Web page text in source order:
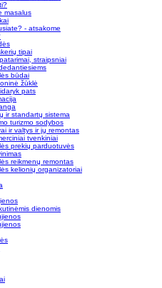
masalus
- atsakome
tipai
straipsniai
būdai
žūklė
pats
ir standartų sistema
turizmo sodybos
ir valtys ir jų remontas
tvenkiniai
prekių parduotuvės
reikmenų remontas
kelionių organizatoriai
dienomis